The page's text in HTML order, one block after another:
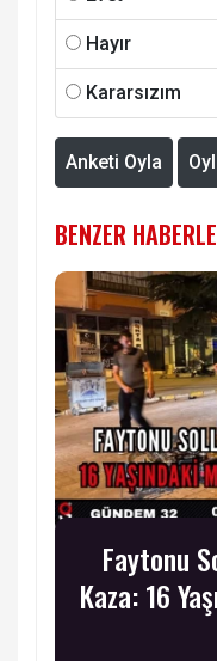
Hayır
Kararsızım
Anketi Oyla
BENZER
Faytonu
Kaza: 16